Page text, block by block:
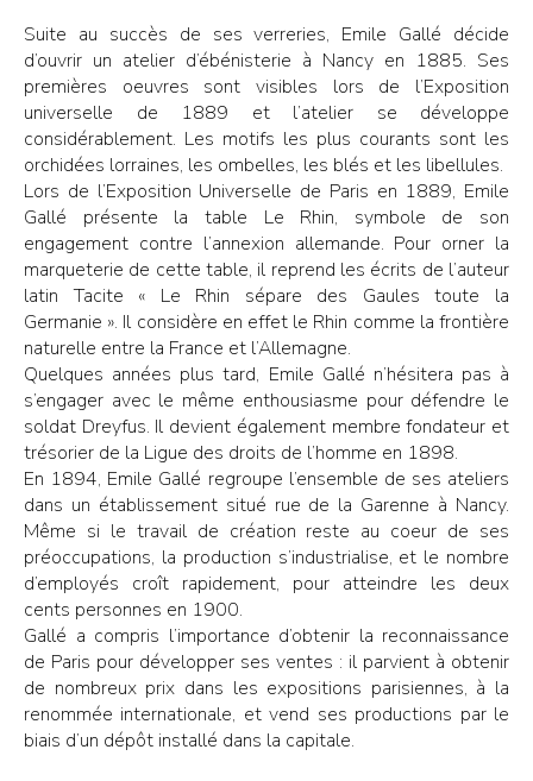
Suite au succès de ses verreries, Emile Gallé décide
d’ouvrir un atelier d’ébénisterie à Nancy en 1885. Ses
premières oeuvres sont visibles lors de l’Exposition
universelle de 1889 et l’atelier se développe
considérablement. Les motifs les plus courants sont les
orchidées lorraines, les ombelles, les blés et les libellules.
Lors de l’Exposition Universelle de Paris en 1889, Emile
Gallé présente la table Le Rhin, symbole de son
engagement contre l’annexion allemande. Pour orner la
marqueterie de cette table, il reprend les écrits de l’auteur
latin Tacite « Le Rhin sépare des Gaules toute la
Germanie ». Il considère en effet le Rhin comme la frontière
naturelle entre la France et l’Allemagne.
Quelques années plus tard, Emile Gallé n’hésitera pas à
s’engager avec le même enthousiasme pour défendre le
soldat Dreyfus. Il devient également membre fondateur et
trésorier de la Ligue des droits de l’homme en 1898.
En 1894, Emile Gallé regroupe l’ensemble de ses ateliers
dans un établissement situé rue de la Garenne à Nancy.
Même si le travail de création reste au coeur de ses
préoccupations, la production s’industrialise, et le nombre
d’employés croît rapidement, pour atteindre les deux
cents personnes en 1900.
Gallé a compris l’importance d’obtenir la reconnaissance
de Paris pour développer ses ventes : il parvient à obtenir
de nombreux prix dans les expositions parisiennes, à la
renommée internationale, et vend ses productions par le
biais d’un dépôt installé dans la capitale.